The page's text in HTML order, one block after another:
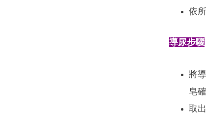
依
導尿步驟
將
皂
取